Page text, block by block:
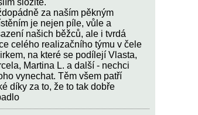
složité.
za naším pěkným
je nejen píle, vůle a
našich běžců, ale i tvrdá
celého realizačního týmu v čele
na které se podílejí Vlasta,
Martina L. a další - nechci
vynechat. Těm všem patří
díky za to, že to tak dobře